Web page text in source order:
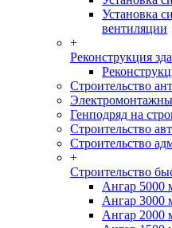
Установка
вентиляции
+
Реконструкция
Строительство
Генподряд на
Строительство
Строительство
+
Строительство
Ангар 5000
Ангар 3000
Ангар 2000